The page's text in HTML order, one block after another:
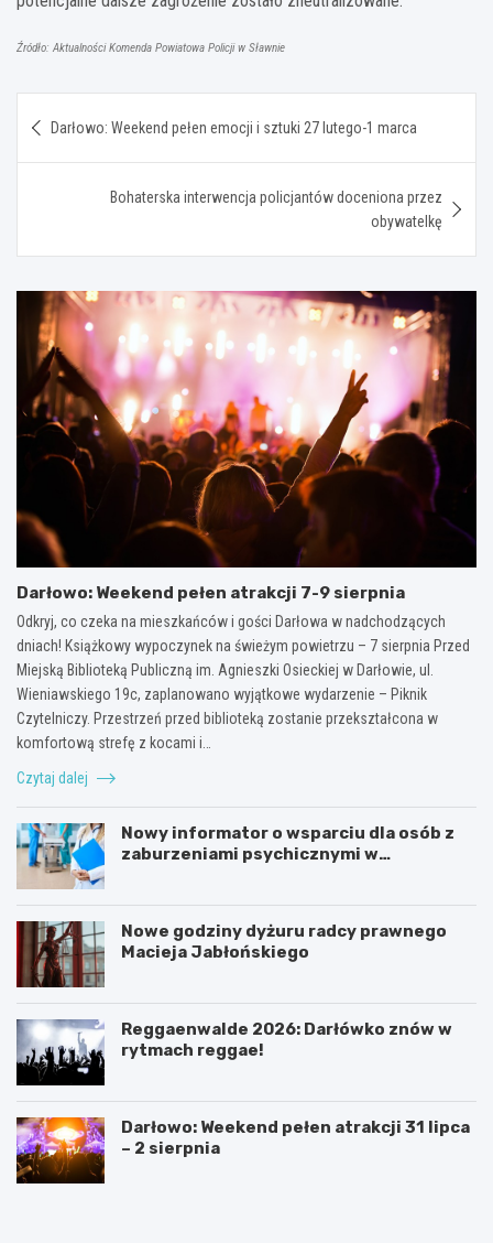
Źródło: Aktualności Komenda Powiatowa Policji w Sławnie
wpisu
Darłowo: Weekend pełen emocji i sztuki 27 lutego-1 marca
Bohaterska interwencja policjantów doceniona przez
obywatelkę
Darłowo: Weekend pełen atrakcji 7-9 sierpnia
Odkryj, co czeka na mieszkańców i gości Darłowa w nadchodzących
dniach! Książkowy wypoczynek na świeżym powietrzu – 7 sierpnia Przed
Miejską Biblioteką Publiczną im. Agnieszki Osieckiej w Darłowie, ul.
Wieniawskiego 19c, zaplanowano wyjątkowe wydarzenie – Piknik
Czytelniczy. Przestrzeń przed biblioteką zostanie przekształcona w
komfortową strefę z kocami i…
Czytaj dalej
Nowy informator o wsparciu dla osób z
zaburzeniami psychicznymi w
Nowe godziny dyżuru radcy prawnego
Macieja Jabłońskiego
Reggaenwalde 2026: Darłówko znów w
rytmach reggae!
Darłowo: Weekend pełen atrakcji 31 lipca
– 2 sierpnia